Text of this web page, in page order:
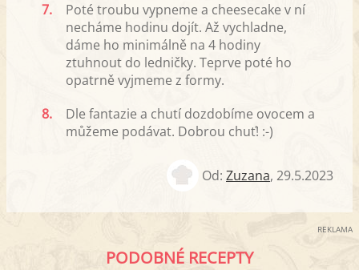
7.
Poté troubu vypneme a cheesecake v ní
necháme hodinu dojít. Až vychladne,
dáme ho minimálně na 4 hodiny
ztuhnout do ledničky. Teprve poté ho
opatrně vyjmeme z formy.
8.
Dle fantazie a chutí dozdobíme ovocem a
můžeme podávat. Dobrou chuť! :-)
Od: Zuzana, 29.5.2023
REKLAMA
PODOBNÉ RECEPTY